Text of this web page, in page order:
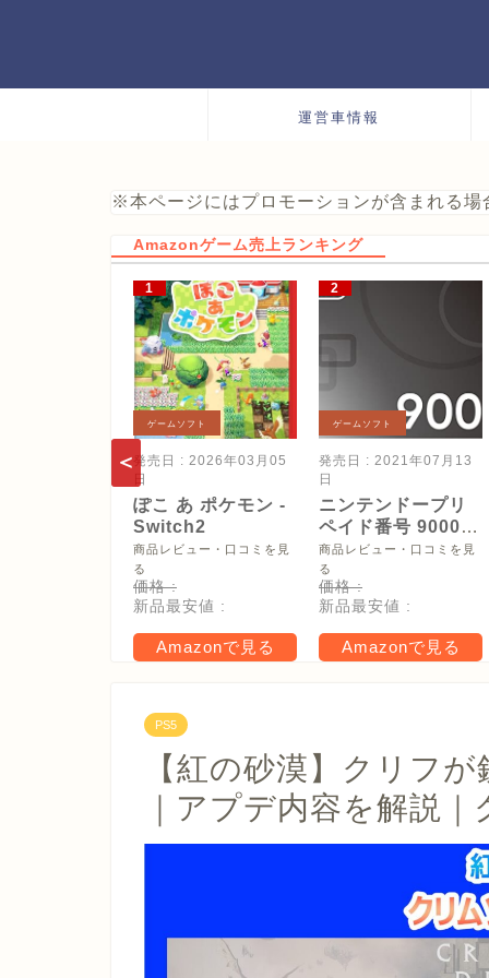
運営車情報
※本ページにはプロモーションが含まれる場
Amazonゲーム売上ランキング
ゲームソフト
発売日 : 2026年03月05
日
ぽこ あ ポケモン -
Switch2
商品レビュー・口コミを見
る
価格 :
新品最安値 :
Amazonで見る
ゲームソフト
発売日 : 2021年07月13
日
ニンテンドープリ
ペイド番号 9000
円|オンラインコー
ド版
商品レビュー・口コミを見
る
価格 :
新品最安値 :
Amazonで見る
PS5
【紅の砂漠】クリフ
｜アプデ内容を解説